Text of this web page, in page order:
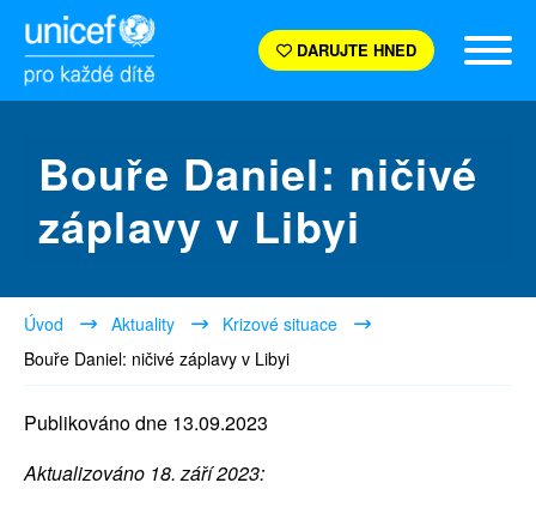
DARUJTE HNED
Bouře Daniel: ničivé
záplavy v Libyi
Úvod Aktuality
Krizové situace
Bouře Daniel: ničivé záplavy v Libyi
Publikováno dne 13.09.2023
Aktualizováno 18. září 2023: